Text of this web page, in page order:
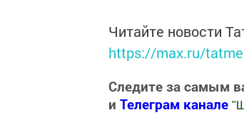
Читайте новости
https://max.ru/
Следите за самым
и Телеграм канале "